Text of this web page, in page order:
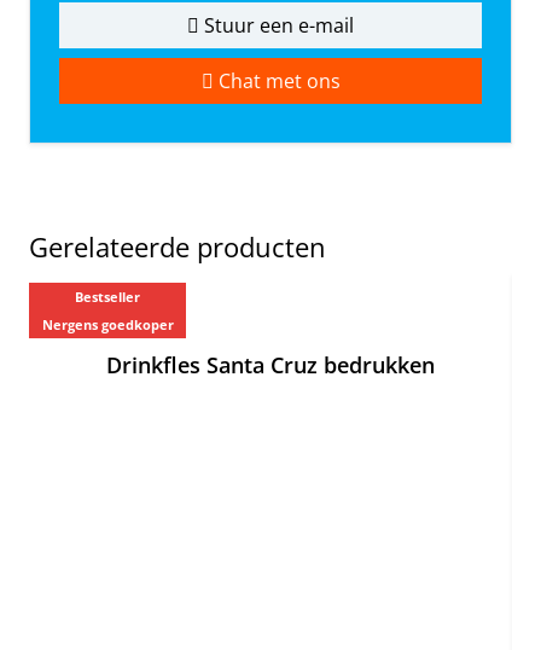
Stuur een e-mail
Chat met ons
Gerelateerde producten
Bestseller
Nergens goedkoper
Drinkfles Santa Cruz bedrukken